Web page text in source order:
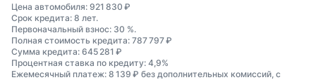
Цена автомобиля: 921 830 ₽
Срок кредита: 8 лет.
Первоначальный взнос: 30 %.
Полная стоимость кредита: 787 797 ₽
Сумма кредита: 645 281 ₽
Процентная ставка по кредиту: 4,9%
Ежемесячный платеж: 8 139 ₽ без дополнительных комиссий, с